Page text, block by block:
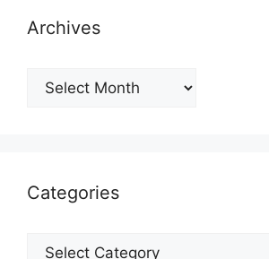
Archives
Archives
Categories
Categories